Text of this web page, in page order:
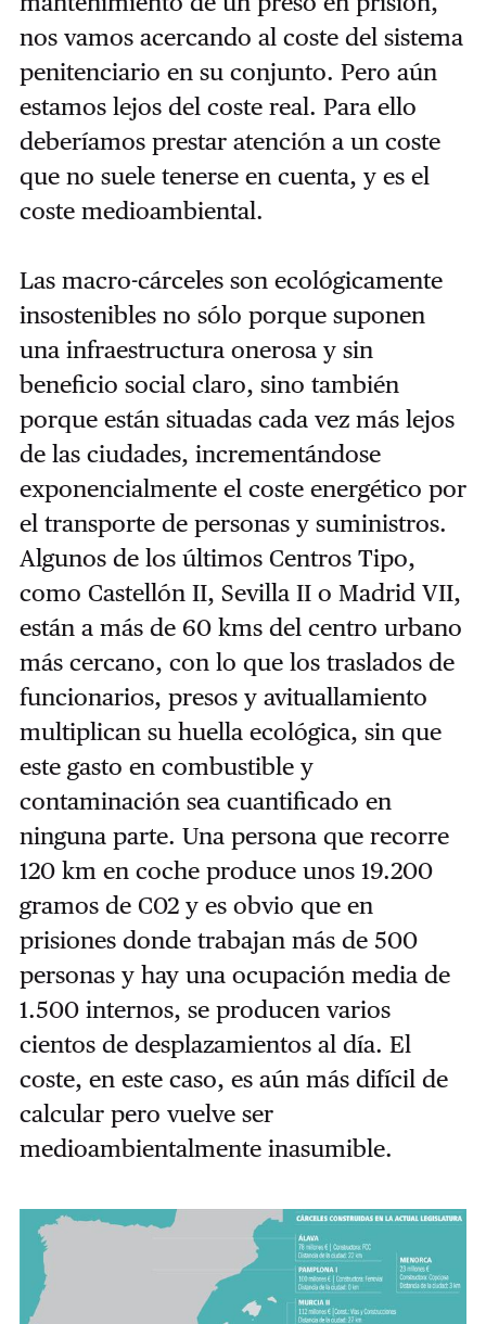
nos vamos acercando al coste del sistema
penitenciario en su conjunto. Pero aún
estamos lejos del coste real. Para ello
deberíamos prestar atención a un coste
que no suele tenerse en cuenta, y es el
coste medioambiental.
Las macro-cárceles son ecológicamente
insostenibles no sólo porque suponen
una infraestructura onerosa y sin
beneficio social claro, sino también
porque están situadas cada vez más lejos
de las ciudades, incrementándose
exponencialmente el coste energético por
el transporte de personas y suministros.
Algunos de los últimos Centros Tipo,
como Castellón II, Sevilla II o Madrid VII,
están a más de 60 kms del centro urbano
más cercano, con lo que los traslados de
funcionarios, presos y avituallamiento
multiplican su huella ecológica, sin que
este gasto en combustible y
contaminación sea cuantificado en
ninguna parte. Una persona que recorre
120 km en coche produce unos 19.200
gramos de C02 y es obvio que en
prisiones donde trabajan más de 500
personas y hay una ocupación media de
1.500 internos, se producen varios
cientos de desplazamientos al día. El
coste, en este caso, es aún más difícil de
calcular pero vuelve ser
medioambientalmente inasumible.